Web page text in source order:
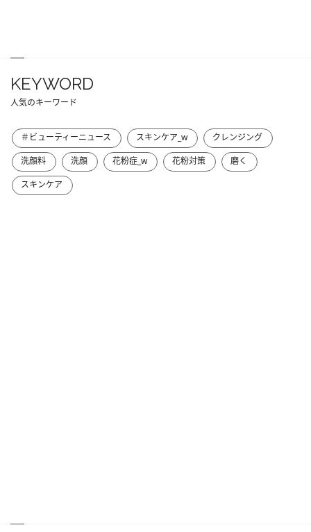
KEYWORD
人気のキーワード
＃ビューティーニュース スキンケア_w
クレンジング
洗顔料
洗顔 花粉症_w 花粉対策
磨く
スキンケア